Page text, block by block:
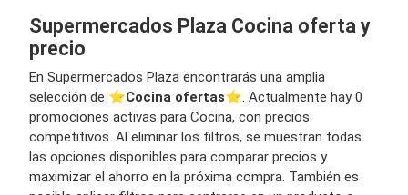
Supermercados Plaza Cocina oferta y
precio
En Supermercados Plaza encontrarás una amplia
selección de ⭐️Cocina ofertas⭐️. Actualmente hay 0
promociones activas para Cocina, con precios
competitivos. Al eliminar los filtros, se muestran todas
las opciones disponibles para comparar precios y
maximizar el ahorro en la próxima compra. También es